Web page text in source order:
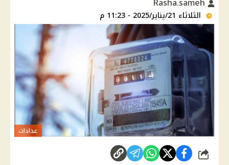
الثلاثاء 21/يناير/2025 - 11:23 م
عدادات
شارك